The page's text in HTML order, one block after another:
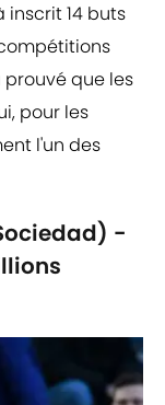
inscrit 14 buts
prouvé que les
pour les
l'un des
-